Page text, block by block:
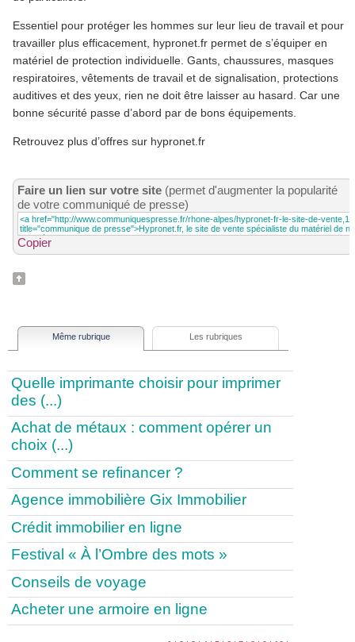
Essentiel pour protéger les hommes sur leur lieu de travail et pour
travailler plus efficacement, hypronet.fr permet de s’équiper en
matériel de protection individuelle. Gants, chaussures, masques
respiratoires, vêtements de travail et de signalisation, protections
auditives et des yeux, rien ne doit être laisser au hasard. Car une
bonne sécurité passe d’abord par de bons équipements.
Retrouvez plus d’offres sur hypronet.fr
Faire un lien sur votre site (permet d'augmenter la popularité
de votre communiqué de presse)
Copier
Même rubrique Les rubriques
Quelle imprimante choisir pour imprimer
des (...)
Achat de métaux : comment opérer un
choix (...)
Comment se refinancer ?
Agence immobilière Gix Immobilier
Crédit immobilier en ligne
Festival « À l’Ombre des mots »
Conseils de voyage
Acheter une armoire en ligne